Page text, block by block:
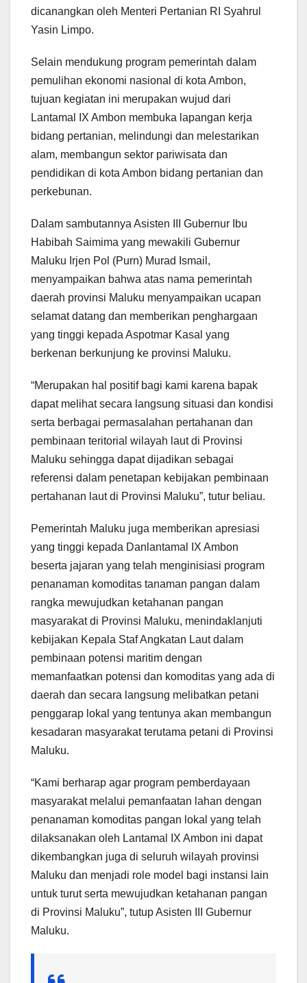
dicanangkan oleh Menteri Pertanian RI Syahrul
Yasin Limpo.
Selain mendukung program pemerintah dalam
pemulihan ekonomi nasional di kota Ambon,
tujuan kegiatan ini merupakan wujud dari
Lantamal IX Ambon membuka lapangan kerja
bidang pertanian, melindungi dan melestarikan
alam, membangun sektor pariwisata dan
pendidikan di kota Ambon bidang pertanian dan
perkebunan.
Dalam sambutannya Asisten III Gubernur Ibu
Habibah Saimima yang mewakili Gubernur
Maluku Irjen Pol (Purn) Murad Ismail,
menyampaikan bahwa atas nama pemerintah
daerah provinsi Maluku menyampaikan ucapan
selamat datang dan memberikan penghargaan
yang tinggi kepada Aspotmar Kasal yang
berkenan berkunjung ke provinsi Maluku.
“Merupakan hal positif bagi kami karena bapak
dapat melihat secara langsung situasi dan kondisi
serta berbagai permasalahan pertahanan dan
pembinaan teritorial wilayah laut di Provinsi
Maluku sehingga dapat dijadikan sebagai
referensi dalam penetapan kebijakan pembinaan
pertahanan laut di Provinsi Maluku”, tutur beliau.
Pemerintah Maluku juga memberikan apresiasi
yang tinggi kepada Danlantamal IX Ambon
beserta jajaran yang telah menginisiasi program
penanaman komoditas tanaman pangan dalam
rangka mewujudkan ketahanan pangan
masyarakat di Provinsi Maluku, menindaklanjuti
kebijakan Kepala Staf Angkatan Laut dalam
pembinaan potensi maritim dengan
memanfaatkan potensi dan komoditas yang ada di
daerah dan secara langsung melibatkan petani
penggarap lokal yang tentunya akan membangun
kesadaran masyarakat terutama petani di Provinsi
Maluku.
“Kami berharap agar program pemberdayaan
masyarakat melalui pemanfaatan lahan dengan
penanaman komoditas pangan lokal yang telah
dilaksanakan oleh Lantamal IX Ambon ini dapat
dikembangkan juga di seluruh wilayah provinsi
Maluku dan menjadi role model bagi instansi lain
untuk turut serta mewujudkan ketahanan pangan
di Provinsi Maluku”, tutup Asisten III Gubernur
Maluku.